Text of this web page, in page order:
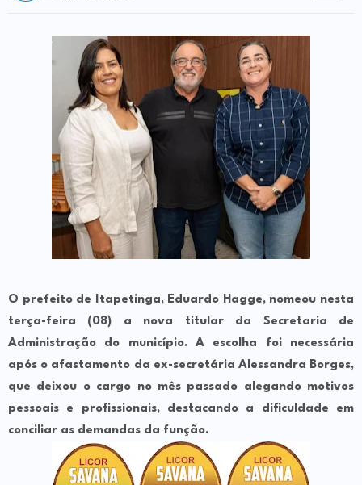
O prefeito de Itapetinga, Eduardo Hagge, nomeou nesta
terça-feira (08) a nova titular da Secretaria de
Administração do município. A escolha foi necessária
após o afastamento da ex-secretária Alessandra Borges,
que deixou o cargo no mês passado alegando motivos
pessoais e profissionais, destacando a dificuldade em
conciliar as demandas da função.